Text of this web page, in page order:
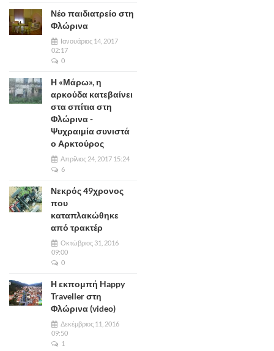
Νέο παιδιατρείο στη
Φλώρινα
Ιανουάριος 14, 2017
02:17
0
Η «Μάρω», η
αρκούδα κατεβαίνει
στα σπίτια στη
Φλώρινα -
Ψυχραιμία συνιστά
ο Αρκτούρος
Απρίλιος 24, 2017 15:24
6
Νεκρός 49χρονος
που
καταπλακώθηκε
από τρακτέρ
Οκτώβριος 31, 2016
09:00
0
Η εκπομπή Happy
Traveller στη
Φλώρινα (video)
Δεκέμβριος 11, 2016
09:50
1